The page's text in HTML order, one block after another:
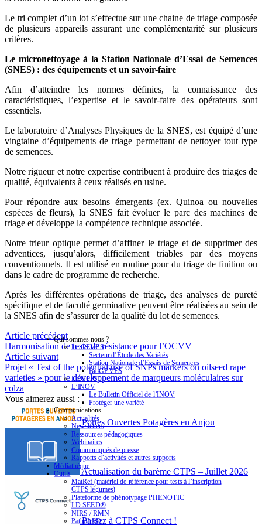
Le tri complet d’un lot s’effectue sur une chaine de triage composée
de plusieurs appareils assurant une complémentarité sur plusieurs
critères.
Le micronettoyage à la Station Nationale d’Essai de Semences
(SNES) : des équipements et un savoir-faire
Afin d’atteindre les normes définies, la connaissance des
caractéristiques, l’expertise et le savoir-faire des opérateurs sont
essentiels.
Le laboratoire d’Analyses Physiques de la SNES, est équipé d’une
vingtaine d’équipements de triage permettant de nettoyer tout type
de semences.
Notre rigueur et notre expertise contribuent à produire des triages de
qualité, équivalents à ceux réalisés en usine.
Pour répondre aux besoins émergents (ex. Quinoa ou nouvelles
espèces de fleurs), la SNES fait évoluer le parc des machines de
triage et développe la compétence technique associée.
Notre trieur optique permet d’affiner le triage et de supprimer des
adventices, jusqu’alors, difficilement triables par des moyens
conventionnels. Il est utilisé en routine pour du triage de finition ou
dans le cadre de programme de recherche.
Après les différentes opérations de triage, des analyses de pureté
spécifique et de faculté germinative peuvent être réalisées au sein de
la SNES afin de s’assurer de la qualité du lot de semences.
Article précédent
Harmonisation de tests de résistance pour l’OCVV
Article suivant
Projet « Test of the potential use of SNPs markers on oilseed rape
varieties » pour le développement de marqueurs moléculaires sur
colza
Vous aimerez aussi :
Portes Ouvertes Potagères en Anjou
Actualisation du barème CTPS – Juillet 2026
Passez à CTPS Connect !
Qui sommes-nous ?
Le GEVES
Secteur d’Étude des Variétés
Station Nationale d’Essais de Semences
BioGEVES
Le CTPS
L’INOV
Le Bulletin Officiel de l’INOV
Protéger une variété
Communications
Actualités
Newsletters
Ressources pédagogiques
Webinaires
Communiqués de presse
Rapports d’activités et autres supports
Médiathèque
Outils
MatRef (matériel de référence pour tests à l’inscription
CTPS légumes)
Plateforme de phénotypage PHENOTIC
I.D.SEED®
NIRS / RMN
PathoLED